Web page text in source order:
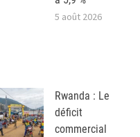
5 août 2026
Rwanda : Le
déficit
commercial